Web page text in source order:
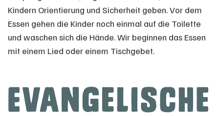
Kindern Orientierung und Sicherheit geben. Vor dem
Essen gehen die Kinder noch einmal auf die Toilette
und waschen sich die Hände. Wir beginnen das Essen
mit einem Lied oder einem Tischgebet.